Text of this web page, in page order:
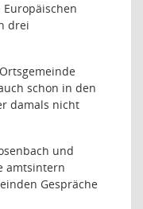
drei
schon in den
damals nicht
und
amtsintern
Gespräche